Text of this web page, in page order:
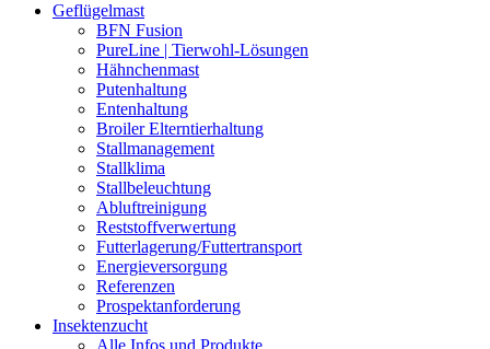
Geflügelmast
BFN Fusion
PureLine | Tierwohl-Lösungen
Hähnchenmast
Putenhaltung
Entenhaltung
Broiler Elterntierhaltung
Stallmanagement
Stallklima
Stallbeleuchtung
Abluftreinigung
Reststoffverwertung
Futterlagerung/Futtertransport
Energieversorgung
Referenzen
Prospektanforderung
Insektenzucht